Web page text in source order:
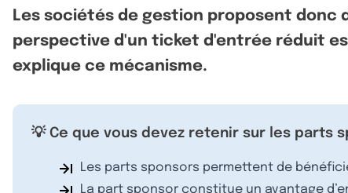
Les sociétés de gestion proposent donc
perspective d'un ticket d'entrée réduit
explique ce mécanisme.
💡 Ce que vous devez retenir sur les parts
Les parts sponsors permettent de
La part sponsor constitue un avantage